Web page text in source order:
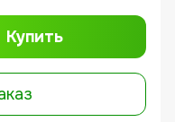
Купить